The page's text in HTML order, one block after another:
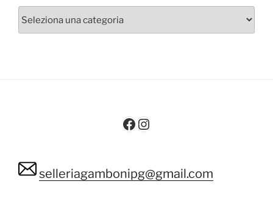
Facebook
Instagram
selleriagambonipg@gmail.com